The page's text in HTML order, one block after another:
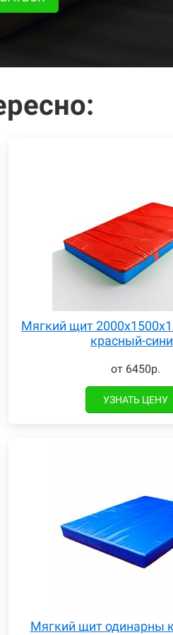
Мягкий щит
красный-
от 6450р.
УЗНАТЬ ЦЕНУ
Мягкий щит одинарны